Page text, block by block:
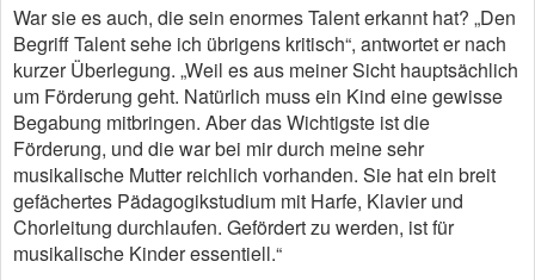
War sie es auch, die sein enormes Talent erkannt hat? „Den
Begriff Talent sehe ich übrigens kritisch“, antwortet er nach
kurzer Überlegung. „Weil es aus meiner Sicht hauptsächlich
um Förderung geht. Natürlich muss ein Kind eine gewisse
Begabung mitbringen. Aber das Wichtigste ist die
Förderung, und die war bei mir durch meine sehr
musikalische Mutter reichlich vorhanden. Sie hat ein breit
gefächertes Pädagogikstudium mit Harfe, Klavier und
Chorleitung durchlaufen. Gefördert zu werden, ist für
musikalische Kinder essentiell.“